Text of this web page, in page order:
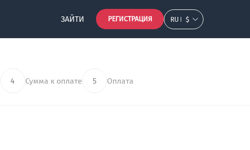
ЗАЙТИ РЕГИСТРАЦИЯ RU $
4 Сумма к оплате 5 Оплата